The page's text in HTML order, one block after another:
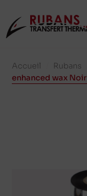
Accueil Rubans
enhanced wax